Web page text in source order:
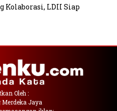
Kolaborasi, LDII Siap
Oleh :
Jaya